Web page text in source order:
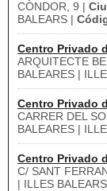
CÒNDOR, 9 |
BALEARS |
Centro Privado
ARQUITECTE
BALEARES |
Centro Privado
CARRER DEL
BALEARES |
Centro Privado
C/ SANT
| ILLES